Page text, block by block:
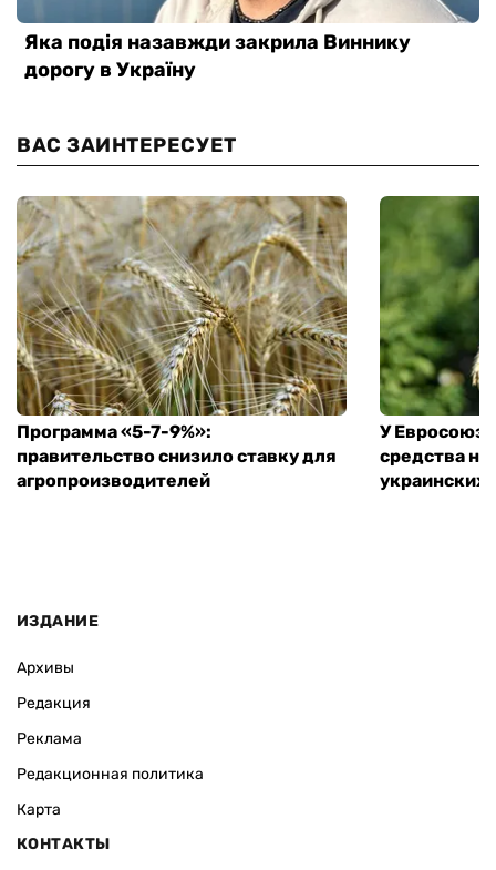
ВАС ЗАИНТЕРЕСУЕТ
Программа «5-7-9%»:
правительство снизило ставку для
агропроизводителей
У
средства
ИЗДАНИЕ
Архивы
Редакция
Реклама
Редакционная политика
Карта
КОНТАКТЫ